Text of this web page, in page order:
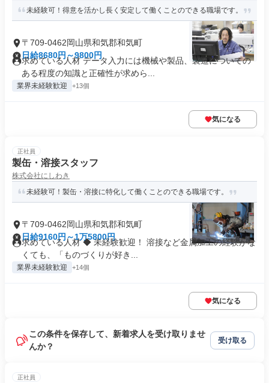
未経験可！得意を活かし長く安定して働くことのできる職場です。
〒709-0462岡山県和気郡和気町
日給8680円～9800円
求めている人材 データ入力には機械や製品、製造についての
ある程度の知識と正確性が求めら...
業界未経験歓迎 +13個
気になる
正社員
製缶・溶接スタッフ
株式会社にしわき
未経験可！製缶・溶接に特化して働くことのできる職場です。
〒709-0462岡山県和気郡和気町
日給9160円～1万5800円
求めている人材 ◆ 未経験歓迎！ 溶接など金属加工の経験がな
くても、「ものづくりが好き...
業界未経験歓迎 +14個
気になる
この条件を保存して、新着求人を受け取りませ
んか？
受け取る
正社員